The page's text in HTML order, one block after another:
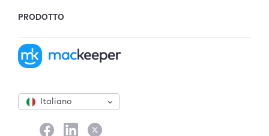
Italiano
PRODOTTO